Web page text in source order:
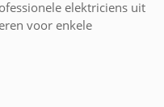
elektriciens uit
voor enkele